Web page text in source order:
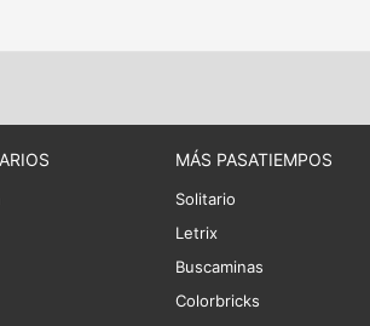
MÁS PASATIEMPOS
Solitario
Letrix
Buscaminas
Colorbricks